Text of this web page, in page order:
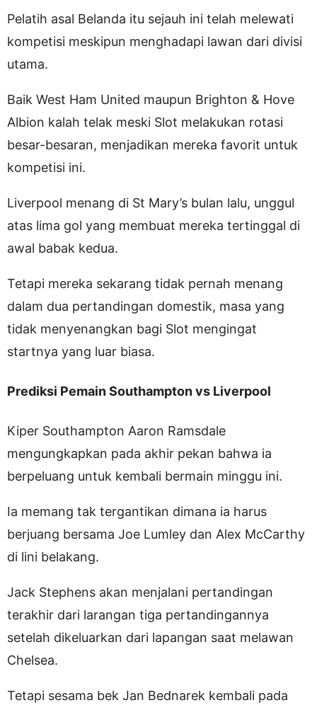
Pelatih asal Belanda itu sejauh ini telah melewati
kompetisi meskipun menghadapi lawan dari divisi
utama.
Baik West Ham United maupun Brighton & Hove
Albion kalah telak meski Slot melakukan rotasi
besar-besaran, menjadikan mereka favorit untuk
kompetisi ini.
Liverpool menang di St Mary’s bulan lalu, unggul
atas lima gol yang membuat mereka tertinggal di
awal babak kedua.
Tetapi mereka sekarang tidak pernah menang
dalam dua pertandingan domestik, masa yang
tidak menyenangkan bagi Slot mengingat
startnya yang luar biasa.
Prediksi Pemain Southampton vs Liverpool
Kiper Southampton Aaron Ramsdale
mengungkapkan pada akhir pekan bahwa ia
berpeluang untuk kembali bermain minggu ini.
Ia memang tak tergantikan dimana ia harus
berjuang bersama Joe Lumley dan Alex McCarthy
di lini belakang.
Jack Stephens akan menjalani pertandingan
terakhir dari larangan tiga pertandingannya
setelah dikeluarkan dari lapangan saat melawan
Chelsea.
Tetapi sesama bek Jan Bednarek kembali pada